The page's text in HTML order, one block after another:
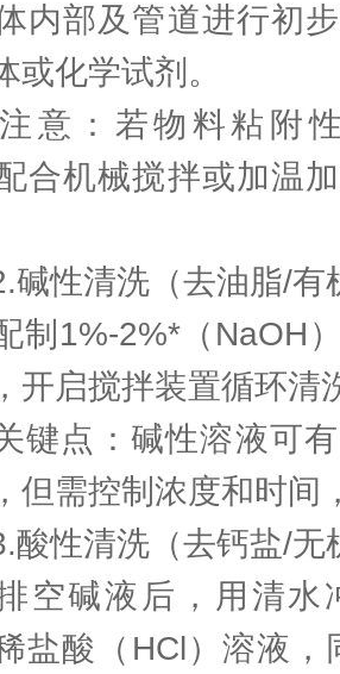
内部及管道进行初
或化学试剂。
：若物料粘附性
合机械搅拌或加温
性清洗（去油脂/有
1%-2%*（NaOH）
开启搅拌装置循环清
点：碱性溶液可有
但需控制浓度和时间
性清洗（去钙盐/无
碱液后，用清水
盐酸（HCl）溶液